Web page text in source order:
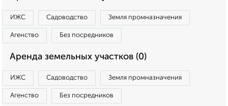
ИЖС Садоводство Земля промназначения
Агенство Без посредников
Аренда земельных участков (0)
ИЖС Садоводство Земля промназначения
Агенство Без посредников